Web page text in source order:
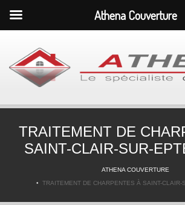
TRAITEMENT DE
SAINT-CLAIR-SUR-
ATHENA COUVERTURE
TRAITEMENT DE CHARPENTES À SAINT-CLAIR-
Athena Couverture